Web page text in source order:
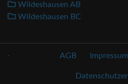
Wildeshausen AB
Wildeshausen BC
. AGB Impressum